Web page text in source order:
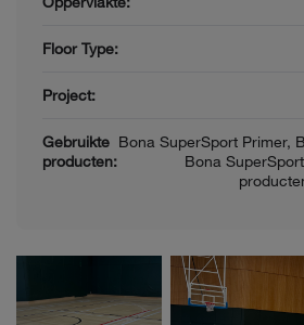
Floor Type:
Project:
Gebruikte
producten:
Bona SuperSport Primer,
Bona